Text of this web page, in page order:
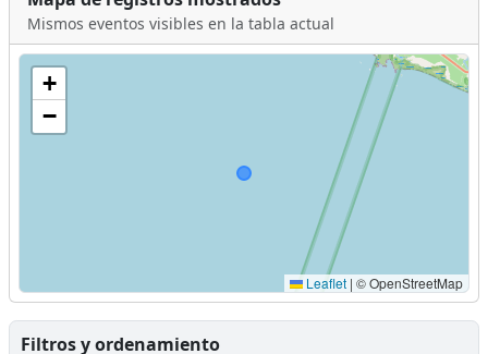
Mismos eventos visibles en la tabla actual
+
−
Leaflet | © OpenStreetMap
Filtros y ordenamiento